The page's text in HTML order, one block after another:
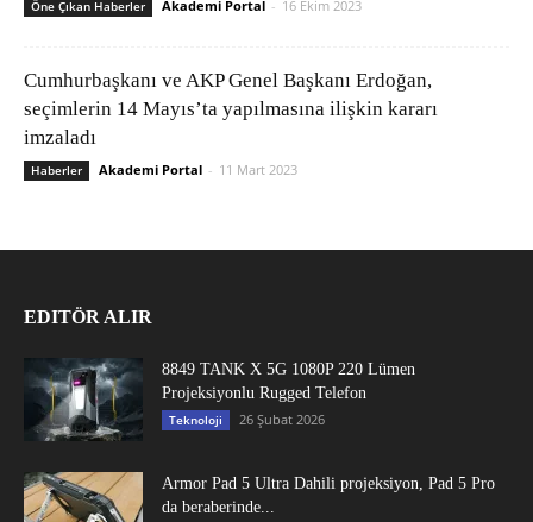
Öne Çıkan Haberler Akademi Portal - 16 Ekim 2023
Cumhurbaşkanı ve AKP Genel Başkanı Erdoğan,
seçimlerin 14 Mayıs’ta yapılmasına ilişkin kararı
imzaladı
Haberler Akademi Portal - 11 Mart 2023
EDITÖR ALIR
8849 TANK X 5G 1080P 220 Lümen
Projeksiyonlu Rugged Telefon
Teknoloji 26 Şubat 2026
Armor Pad 5 Ultra Dahili projeksiyon, Pad 5 Pro
da beraberinde...